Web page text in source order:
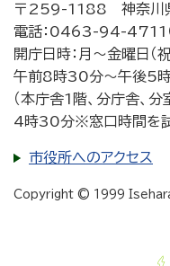
〒259-1188 神奈川
電話：0463-94-4711（
開庁日時：月～金曜日
午前8時30分～午後5
（本庁舎1階、分庁舎、
4時30分※窓口時間を試
市役所へのアクセス
Copyright © 1999